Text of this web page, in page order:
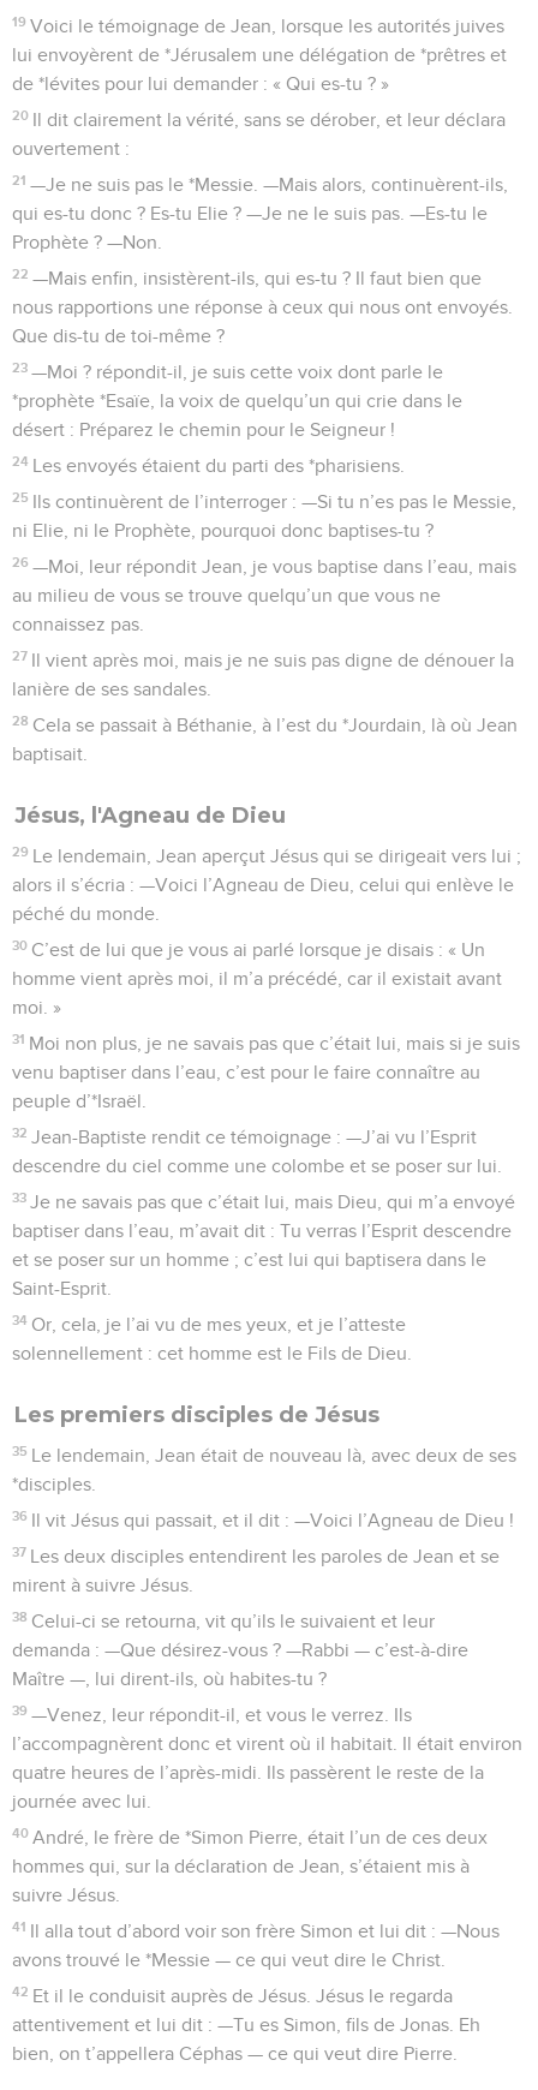
19 Voici le témoignage de Jean, lorsque les autorités juives
lui envoyèrent de *Jérusalem une délégation de *prêtres et
de *lévites pour lui demander : « Qui es-tu ? »
20 Il dit clairement la vérité, sans se dérober, et leur déclara
ouvertement :
21 —Je ne suis pas le *Messie. —Mais alors, continuèrent-ils,
qui es-tu donc ? Es-tu Elie ? —Je ne le suis pas. —Es-tu le
Prophète ? —Non.
22 —Mais enfin, insistèrent-ils, qui es-tu ? Il faut bien que
nous rapportions une réponse à ceux qui nous ont envoyés.
Que dis-tu de toi-même ?
23 —Moi ? répondit-il, je suis cette voix dont parle le
*prophète *Esaïe, la voix de quelqu’un qui crie dans le
désert : Préparez le chemin pour le Seigneur !
24 Les envoyés étaient du parti des *pharisiens.
25 Ils continuèrent de l’interroger : —Si tu n’es pas le Messie,
ni Elie, ni le Prophète, pourquoi donc baptises-tu ?
26 —Moi, leur répondit Jean, je vous baptise dans l’eau, mais
au milieu de vous se trouve quelqu’un que vous ne
connaissez pas.
27 Il vient après moi, mais je ne suis pas digne de dénouer la
lanière de ses sandales.
28 Cela se passait à Béthanie, à l’est du *Jourdain, là où Jean
baptisait.
Jésus, l'Agneau de Dieu
29 Le lendemain, Jean aperçut Jésus qui se dirigeait vers lui ;
alors il s’écria : —Voici l’Agneau de Dieu, celui qui enlève le
péché du monde.
30 C’est de lui que je vous ai parlé lorsque je disais : « Un
homme vient après moi, il m’a précédé, car il existait avant
moi. »
31 Moi non plus, je ne savais pas que c’était lui, mais si je suis
venu baptiser dans l’eau, c’est pour le faire connaître au
peuple d’*Israël.
32 Jean-Baptiste rendit ce témoignage : —J’ai vu l’Esprit
descendre du ciel comme une colombe et se poser sur lui.
33 Je ne savais pas que c’était lui, mais Dieu, qui m’a envoyé
baptiser dans l’eau, m’avait dit : Tu verras l’Esprit descendre
et se poser sur un homme ; c’est lui qui baptisera dans le
Saint-Esprit.
34 Or, cela, je l’ai vu de mes yeux, et je l’atteste
solennellement : cet homme est le Fils de Dieu.
Les premiers disciples de Jésus
35 Le lendemain, Jean était de nouveau là, avec deux de ses
*disciples.
36 Il vit Jésus qui passait, et il dit : —Voici l’Agneau de Dieu !
37 Les deux disciples entendirent les paroles de Jean et se
mirent à suivre Jésus.
38 Celui-ci se retourna, vit qu’ils le suivaient et leur
demanda : —Que désirez-vous ? —Rabbi — c’est-à-dire
Maître —, lui dirent-ils, où habites-tu ?
39 —Venez, leur répondit-il, et vous le verrez. Ils
l’accompagnèrent donc et virent où il habitait. Il était environ
quatre heures de l’après-midi. Ils passèrent le reste de la
journée avec lui.
40 André, le frère de *Simon Pierre, était l’un de ces deux
hommes qui, sur la déclaration de Jean, s’étaient mis à
suivre Jésus.
41 Il alla tout d’abord voir son frère Simon et lui dit : —Nous
avons trouvé le *Messie — ce qui veut dire le Christ.
42 Et il le conduisit auprès de Jésus. Jésus le regarda
attentivement et lui dit : —Tu es Simon, fils de Jonas. Eh
bien, on t’appellera Céphas — ce qui veut dire Pierre.